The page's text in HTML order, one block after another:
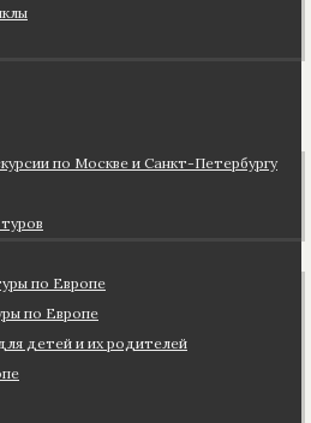
по Москве и Санкт-Петербургу
по Европе
по Европе
детей и их родителей